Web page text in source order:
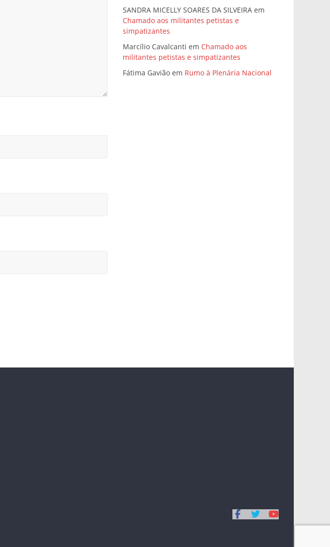
SANDRA MICELLY SOARES DA SILVEIRA em
Chamado aos militantes petistas e
simpatizantes
Marcílio Cavalcanti em Chamado aos
militantes petistas e simpatizantes
Fátima Gavião em Rumo à Plenária Nacional